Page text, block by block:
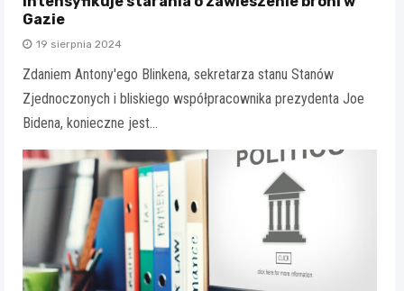
Gazie
19 sierpnia 2024
Zdaniem Antony'ego Blinkena, sekretarza stanu Stanów
Zjednoczonych i bliskiego współpracownika prezydenta Joe
Bidena, konieczne jest…